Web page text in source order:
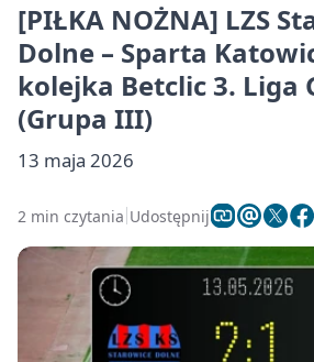
[PIŁKA NOŻNA] LZS
Dolne – Sparta
kolejka Betclic 3. Liga
(Grupa III)
13 maja 2026
2 min czytania Udostępnij